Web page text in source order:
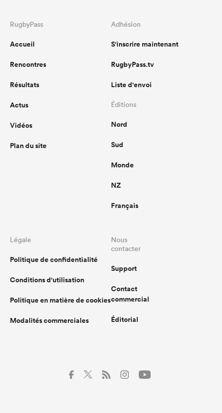
RugbyPass
Accueil
Rencontres
Résultats
Actus
Vidéos
Plan du site
Adhésion
S'inscrire maintenant
RugbyPass.tv
Liste d'envoi
Éditions
Nord
Sud
Monde
NZ
Français
Légale
Politique de confidentialité
Conditions d'utilisation
Politique en matière de cookies
Modalités commerciales
Nous
contacter
Support
Contact
commercial
Éditorial